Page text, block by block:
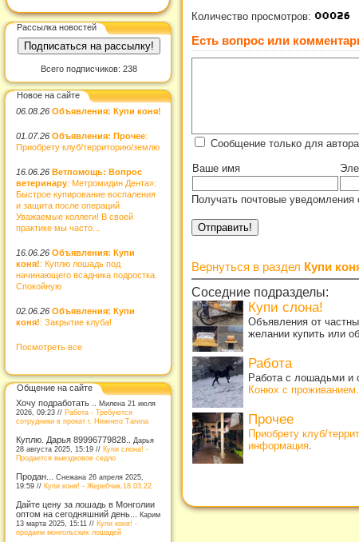
Рассылка новостей
Всего подписчиков: 238
Новое на сайте
06.08.26 Объявления: Купи коня!
01.07.26 Объявления: Прочее:
Приобрету клуб/территорию/землю
16.06.26 Ветпомощь: Вопрос
ветеринару: Метромидин Дента»:
Быстрое купирование воспаления
и защита после операций
Уважаемые коллеги! В своей
практике мы часто...
16.06.26 Объявления: Купи
коня!: Куплю лошадь под
начинающего всадника подростка.
Спокойную
02.06.26 Объявления: Купи
коня!: Закрытие клуба!
Посмотреть все
Общение на сайте
Хочу подработать .. Милена 21 июля
2026, 09:23 // Работа - Требуются
сотрудники в прокат г. Нижнего Тагила
Куплю. Дарья 89996779828..
Дарья
28 августа 2025, 15:19 // Купи слона! -
Продается выездковое седло
Продан... Снежана 26 апреля 2025,
19:59 // Купи коня! - Жеребчик.18.03.22
Дайте цену за лошадь в Монголии
оптом на сегодняшний день... Карим
13 марта 2025, 15:11 // Купи коня! -
продаем монгольских лошадей
Количество просмотров:
Есть вопрос или
Сообщение только для
Ваше имя
Получать почтовые уведомления
Вернуться в раздел Купи
Соседние подразделы:
Купи слона!
Объявления от
желании купить или
Работа
Работа с лошадьми и
Конюх с проживанием.
Прочее
Приобрету клуб/
информация